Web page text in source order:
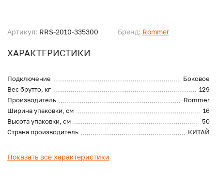
Артикул: RRS-2010-335300 Бренд: Rommer
ХАРАКТЕРИСТИКИ
Подключение
Боковое
Вес брутто, кг
129
Производитель
Rommer
Ширина упаковки, см
16
Высота упаковки, см
50
Страна производитель
КИТАЙ
Показать все характеристики